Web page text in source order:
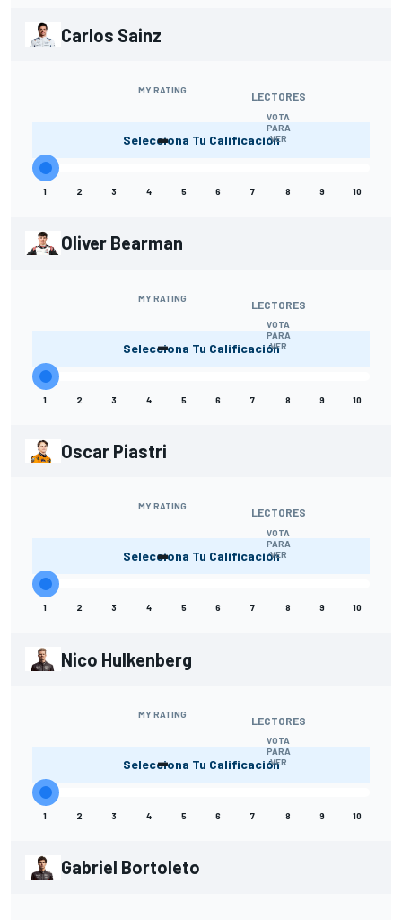
Carlos Sainz
MY RATING
-
LECTORES
VOTA
PARA
VER
Selecciona Tu Calificación
1 2 3 4 5 6 7 8 9 10
Oliver Bearman
MY RATING
-
LECTORES
VOTA
PARA
VER
Selecciona Tu Calificación
1 2 3 4 5 6 7 8 9 10
Oscar Piastri
MY RATING
-
LECTORES
VOTA
PARA
VER
Selecciona Tu Calificación
1 2 3 4 5 6 7 8 9 10
Nico Hulkenberg
MY RATING
-
LECTORES
VOTA
PARA
VER
Selecciona Tu Calificación
1 2 3 4 5 6 7 8 9 10
Gabriel Bortoleto